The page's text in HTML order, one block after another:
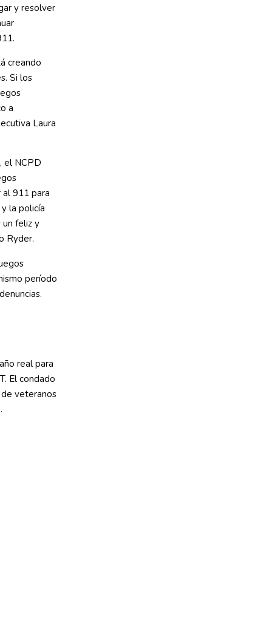
y resolver
creando
Si los
a
Laura
el NCPD
911 para
la policía
un feliz y
Ryder.
período
real para
El condado
veteranos